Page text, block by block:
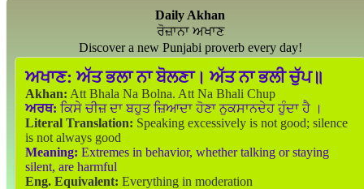
Daily Akhan
ਰੋਜ਼ਾਨਾ ਅਖਾਣ
Discover a new Punjabi proverb every day!
ਅਖਾਣ: ਅੱਤ ਭਲਾ ਨਾ ਬੋਲਣਾ। ਅੱਤ ਨਾ ਭਲੀ ਚੁੱਪ॥
Akhan: Att Bhala Na Bolna. Att Na Bhali Chup
ਅਰਥ: ਕਿਸੇ ਚੀਜ਼ ਦਾ ਬਹੁਤ ਜ਼ਿਆਦਾ ਹੋਣਾ ਨੁਕਸਾਨਦੇਹ ਹੁੰਦਾ ਹੈ ।
Literal Translation: Speaking excessively is not good; silence
is not always good
Meaning: Extremes in behavior, whether talking or staying
silent, are harmful
Eng. Equivalent: Everything in moderation